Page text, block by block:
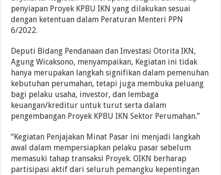
penyiapan Proyek KPBU IKN yang dilakukan sesuai
dengan ketentuan dalam Peraturan Menteri PPN
6/2022.
Deputi Bidang Pendanaan dan Investasi Otorita IKN,
Agung Wicaksono, menyampaikan, Kegiatan ini tidak
hanya merupakan langkah signifikan dalam pemenuhan
kebutuhan perumahan, tetapi juga membuka peluang
bagi pelaku usaha, investor, dan lembaga
keuangan/kreditur untuk turut serta dalam
pengembangan Proyek KPBU IKN Sektor Perumahan.”
“Kegiatan Penjajakan Minat Pasar ini menjadi langkah
awal dalam mempersiapkan pelaku pasar sebelum
memasuki tahap transaksi Proyek. OIKN berharap
partisipasi aktif dari seluruh pemangku kepentingan